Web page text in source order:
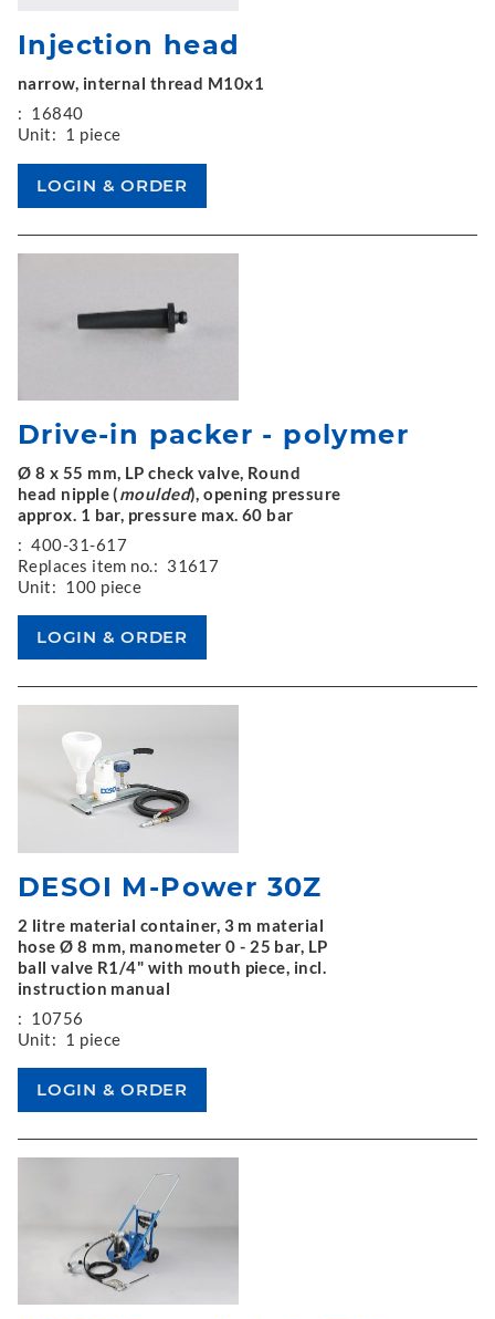
Injection head
narrow, internal thread M10x1
: 16840
Unit: 1 piece
Drive-in packer - polymer
Ø 8 x 55 mm, LP check valve, Round
head nipple (moulded), opening pressure
approx. 1 bar, pressure max. 60 bar
: 400-31-617
Replaces item no.: 31617
Unit: 100 piece
DESOI M-Power 30Z
2 litre material container, 3 m material
hose Ø 8 mm, manometer 0 - 25 bar, LP
ball valve R1/4" with mouth piece, incl.
instruction manual
: 10756
Unit: 1 piece